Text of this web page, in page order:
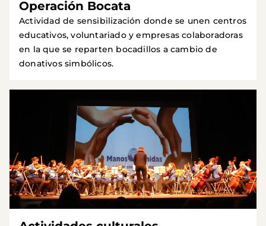
Operación Bocata
Actividad de sensibilización donde se unen centros
educativos, voluntariado y empresas colaboradoras
en la que se reparten bocadillos a cambio de
donativos simbólicos.